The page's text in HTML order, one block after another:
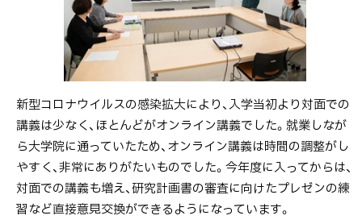
新型コロナウイルスの感染拡大により、入学当初より対面での
講義は少なく、ほとんどがオンライン講義でした。就業しなが
ら大学院に通っていたため、オンライン講義は時間の調整がし
やすく、非常にありがたいものでした。今年度に入ってからは、
対面での講義も増え、研究計画書の審査に向けたプレゼンの練
習など直接意見交換ができるようになっています。